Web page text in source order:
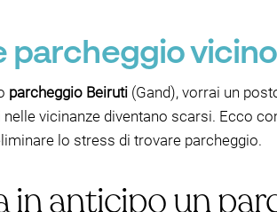
parcheggio
parcheggio Beiruti (Gand), vorrai un
nelle vicinanze diventano scarsi. Ecco
lo stress di trovare parcheggio.
in anticipo un